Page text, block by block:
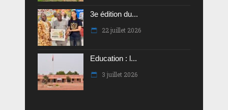
3e édition du...
22 juillet 2026
Education : l...
3 juillet 2026